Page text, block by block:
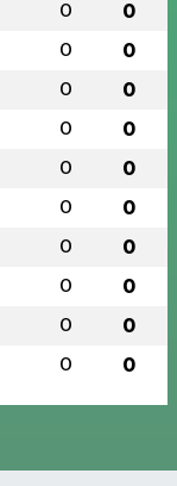
0 0
0 0
0 0
0 0
0 0
0 0
0 0
0 0
0 0
0 0